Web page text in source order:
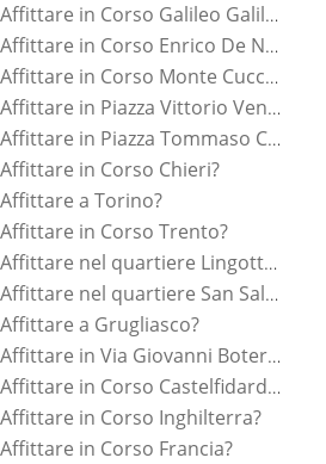
Vendere o Affittare in Corso Galileo Galilei?
Vendere o Affittare in Corso Enrico De Nicola?
Vendere o Affittare in Corso Monte Cucco?
Vendere o Affittare in Piazza Vittorio Veneto?
Vendere o Affittare in Piazza Tommaso Campanella?
in Corso Chieri?
a Torino?
in Corso Trento?
Vendere o Affittare nel quartiere Lingotto?
Vendere o Affittare nel quartiere San Salvario?
a Grugliasco?
Vendere o Affittare in Via Giovanni Botero?
Vendere o Affittare in Corso Castelfidardo?
in Corso Inghilterra?
in Corso Francia?